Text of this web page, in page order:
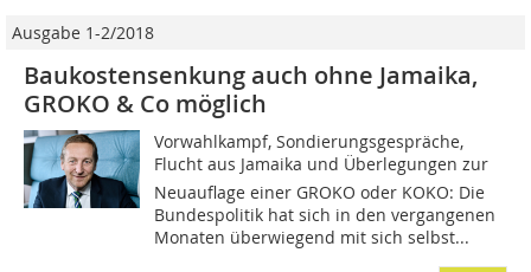
Ausgabe 1-2/2018
Baukostensenkung auch ohne Jamaika,
GROKO & Co möglich
Vorwahlkampf, Sondierungsgespräche,
Flucht aus Jamaika und Überlegungen zur
Neuauflage einer GROKO oder KOKO: Die
Bundespolitik hat sich in den vergangenen
Monaten überwiegend mit sich selbst...